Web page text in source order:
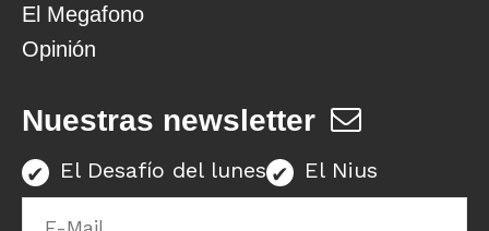
El Megafono
Opinión
Nuestras newsletter
El Desafío del lunes El Nius